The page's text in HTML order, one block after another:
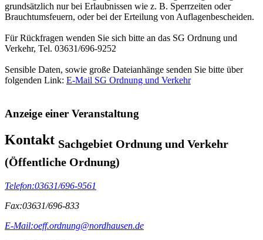
grundsätzlich nur bei Erlaubnissen wie z. B. Sperrzeiten oder
Brauchtumsfeuern, oder bei der Erteilung von Auflagenbescheiden.
Für Rückfragen wenden Sie sich bitte an das SG Ordnung und
Verkehr, Tel. 03631/696-9252
Sensible Daten, sowie große Dateianhänge senden Sie bitte über
folgenden Link: E-Mail SG Ordnung und Verkehr
Anzeige einer Veranstaltung
Kontakt Sachgebiet Ordnung und Verkehr
(Öffentliche Ordnung)
Telefon:03631/696-9561
Fax:03631/696-833
E-Mail:oeff.ordnung@nordhausen.de